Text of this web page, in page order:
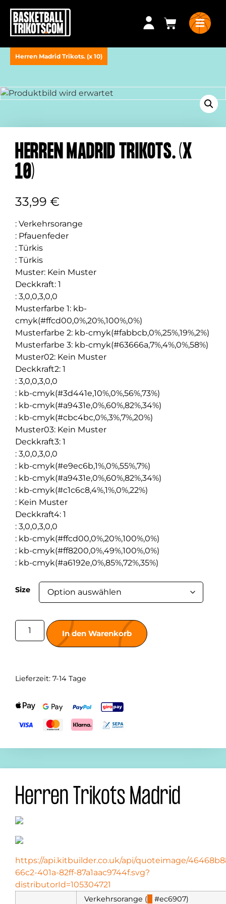
Herren Madrid Trikots. (x 10)
HERREN MADRID TRIKOTS. (X
10)
33,99 €
: Verkehrsorange
: Pfauenfeder
: Türkis
: Türkis
Muster: Kein Muster
Deckkraft: 1
: 3,0,0,3,0,0
Musterfarbe 1: kb-
cmyk(#ffcd00,0%,20%,100%,0%)
Musterfarbe 2: kb-cmyk(#fabbcb,0%,25%,19%,2%)
Musterfarbe 3: kb-cmyk(#63666a,7%,4%,0%,58%)
Muster02: Kein Muster
Deckkraft2: 1
: 3,0,0,3,0,0
: kb-cmyk(#3d441e,10%,0%,56%,73%)
: kb-cmyk(#a9431e,0%,60%,82%,34%)
: kb-cmyk(#cbc4bc,0%,3%,7%,20%)
Muster03: Kein Muster
Deckkraft3: 1
: 3,0,0,3,0,0
: kb-cmyk(#e9ec6b,1%,0%,55%,7%)
: kb-cmyk(#a9431e,0%,60%,82%,34%)
: kb-cmyk(#c1c6c8,4%,1%,0%,22%)
: Kein Muster
Deckkraft4: 1
: 3,0,0,3,0,0
: kb-cmyk(#ffcd00,0%,20%,100%,0%)
: kb-cmyk(#ff8200,0%,49%,100%,0%)
: kb-cmyk(#a6192e,0%,85%,72%,35%)
Size
In den Warenkorb
Lieferzeit: 7-14 Tage
Herren Trikots Madrid
https://api.kitbuilder.co.uk/api/quoteimage/
66c2-401a-82ff-87a1aac9744f.svg?
distributorId=105304721
Verkehrsorange ( #ec6907)